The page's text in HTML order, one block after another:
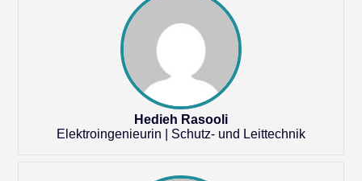
Hedieh Rasooli
Elektroingenieurin | Schutz- und Leittechnik